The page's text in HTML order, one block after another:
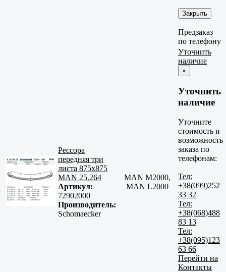
Закрыть
Предзаказ
по телефону
Рессора
передняя три
листа 875х875
MAN 25.264
Артикул:
72902000
Производитель:
Schomaecker
MAN M2000,
MAN L2000
Уточнить
наличие
×
Уточнить
наличие
Уточните
стоимость и
возможность
заказа по
телефонам:
Тел:
+38(099)252
33 32
Тел:
+38(068)488
83 13
Тел:
+38(095)123
63 66
Перейти на
Контакты